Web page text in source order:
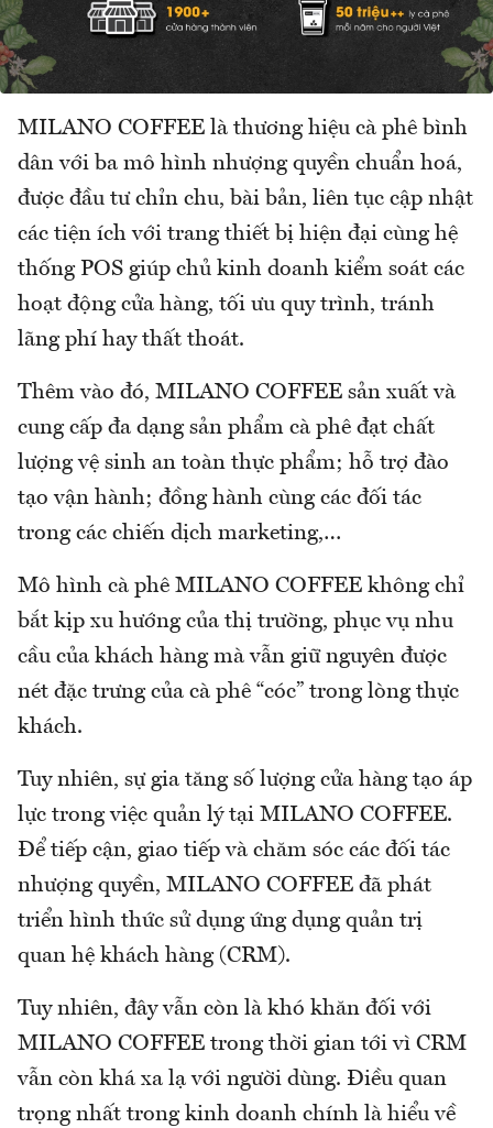
MILANO COFFEE là thương hiệu cà phê bình
dân với ba mô hình nhượng quyền chuẩn hoá,
được đầu tư chỉn chu, bài bản, liên tục cập nhật
các tiện ích với trang thiết bị hiện đại cùng hệ
thống POS giúp chủ kinh doanh kiểm soát các
hoạt động cửa hàng, tối ưu quy trình, tránh
lãng phí hay thất thoát.
Thêm vào đó, MILANO COFFEE sản xuất và
cung cấp đa dạng sản phẩm cà phê đạt chất
lượng vệ sinh an toàn thực phẩm; hỗ trợ đào
tạo vận hành; đồng hành cùng các đối tác
trong các chiến dịch marketing,…
Mô hình cà phê MILANO COFFEE không chỉ
bắt kịp xu hướng của thị trường, phục vụ nhu
cầu của khách hàng mà vẫn giữ nguyên được
nét đặc trưng của cà phê “cóc” trong lòng thực
khách.
Tuy nhiên, sự gia tăng số lượng cửa hàng tạo áp
lực trong việc quản lý tại MILANO COFFEE.
Để tiếp cận, giao tiếp và chăm sóc các đối tác
nhượng quyền, MILANO COFFEE đã phát
triển hình thức sử dụng ứng dụng quản trị
quan hệ khách hàng (CRM).
Tuy nhiên, đây vẫn còn là khó khăn đối với
MILANO COFFEE trong thời gian tới vì CRM
vẫn còn khá xa lạ với người dùng. Điều quan
trọng nhất trong kinh doanh chính là hiểu về